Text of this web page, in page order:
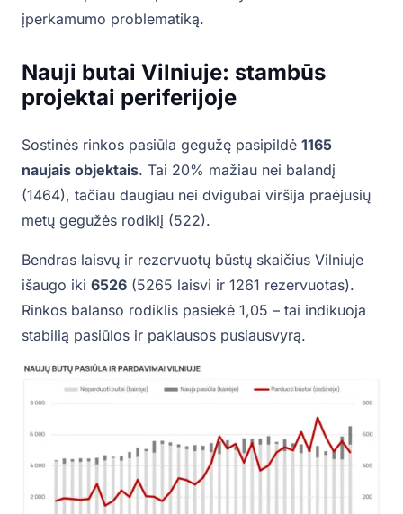
įperkamumo problematiką.
Nauji butai Vilniuje: stambūs
projektai periferijoje
Sostinės rinkos pasiūla gegužę pasipildė 1165
naujais objektais. Tai 20% mažiau nei balandį
(1464), tačiau daugiau nei dvigubai viršija praėjusių
metų gegužės rodiklį (522).
Bendras laisvų ir rezervuotų būstų skaičius Vilniuje
išaugo iki 6526 (5265 laisvi ir 1261 rezervuotas).
Rinkos balanso rodiklis pasiekė 1,05 – tai indikuoja
stabilią pasiūlos ir paklausos pusiausvyrą.